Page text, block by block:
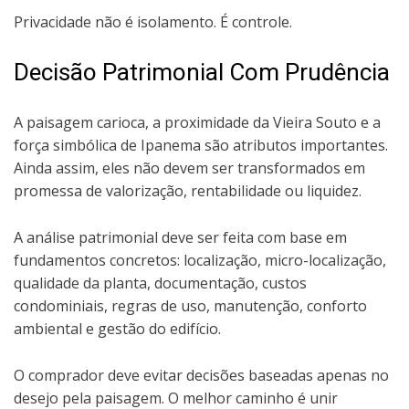
Privacidade não é isolamento. É controle.
Decisão Patrimonial Com Prudência
A paisagem carioca, a proximidade da Vieira Souto e a
força simbólica de Ipanema são atributos importantes.
Ainda assim, eles não devem ser transformados em
promessa de valorização, rentabilidade ou liquidez.
A análise patrimonial deve ser feita com base em
fundamentos concretos: localização, micro-localização,
qualidade da planta, documentação, custos
condominiais, regras de uso, manutenção, conforto
ambiental e gestão do edifício.
O comprador deve evitar decisões baseadas apenas no
desejo pela paisagem. O melhor caminho é unir